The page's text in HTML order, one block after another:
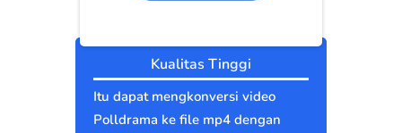
Kualitas Tinggi
Itu dapat mengkonversi video
Polldrama ke file mp4 dengan